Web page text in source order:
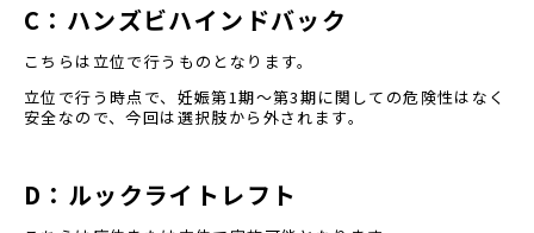
C ：ハンズビハインドバック
こちらは立位で行うものとなります。
立位で行う時点で、妊娠第1期～第3期に関しての危険性はなく
安全なので、今回は選択肢から外されます。
D ：ルックライトレフト